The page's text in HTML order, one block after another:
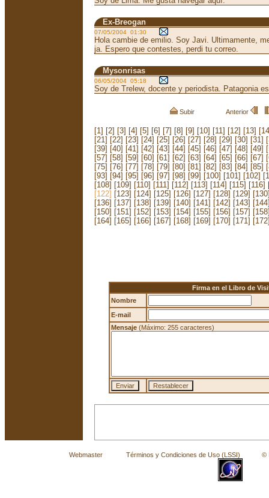
Ex-Breogan
07/05/2004 01:30
Hola cambie de emilio. Soy Javi. Ultimamente,
ja. Espero que contestes, perdi tu correo.
Mysonrisas
06/05/2004 05:18
Soy de Trelew, docente y periodista. Patagonia
Subir Anterior
[1] [2] [3] [4] [5] [6] [7] [8] [9] [10] [11] [12] [13]
[21] [22] [23] [24] [25] [26] [27] [28] [29] [30] [31]
[39] [40] [41] [42] [43] [44] [45] [46] [47] [48] [49]
[57] [58] [59] [60] [61] [62] [63] [64] [65] [66] [67]
[75] [76] [77] [78] [79] [80] [81] [82] [83] [84] [85]
[93] [94] [95] [96] [97] [98] [99] [100] [101] [102]
[108] [109] [110] [111] [112] [113] [114] [115] [116]
[122] [123] [124] [125] [126] [127] [128] [129]
[136] [137] [138] [139] [140] [141] [142] [143]
[150] [151] [152] [153] [154] [155] [156] [157]
[164] [165] [166] [167] [168] [169] [170] [171]
Firma en el Libro de
Nombre
E-mail
Mensaje (Máximo: 255 caracteres)
Webmaster Términos y Condiciones de Uso (LSSI) © La